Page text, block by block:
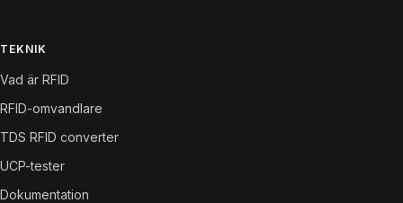
TEKNIK
Vad är RFID
RFID-omvandlare
TDS RFID converter
UCP-tester
Dokumentation